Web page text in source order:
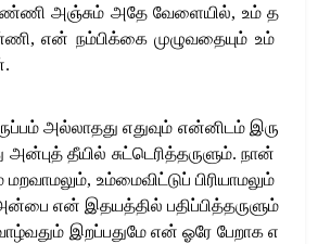
அஞ்சும் அதே வேளையில், உம் த
,என் நம்பிக்கை முழுவதையும் உம்
.
அல்லாதது எதுவும் என்னிடம் இரு
அன்புத் தீயில் சுட்டெரித்தருளும். நான்
மறவாமலும், உம்மைவிட்டுப் பிரியாமலும்
என் இதயத்தில் பதிப்பித்தருளும்
இறப்பதுமே என் ஓரே பேறாக எ